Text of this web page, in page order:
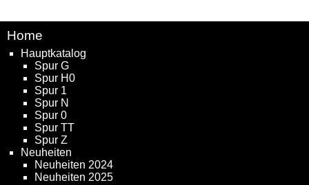
Home
Hauptkatalog
Spur G
Spur H0
Spur 1
Spur N
Spur 0
Spur TT
Spur Z
Neuheiten
Neuheiten 2024
Neuheiten 2025